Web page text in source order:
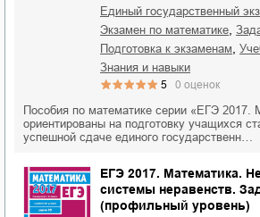
единый государственный
экзамен по математике
подготовка к экзаменам
знания и навыки
5 0 оценок
Пособия по математике серии «ЕГЭ 2017.
ориентированы на подготовку учащихся
успешной сдаче единого государственн…
ЕГЭ 2017. Математика.
системы неравенств.
(профильный уровень)